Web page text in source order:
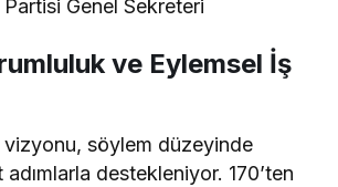
Genel Sekreteri
ve Eylemsel İş
vizyonu, söylem düzeyinde
adımlarla destekleniyor. 170’ten